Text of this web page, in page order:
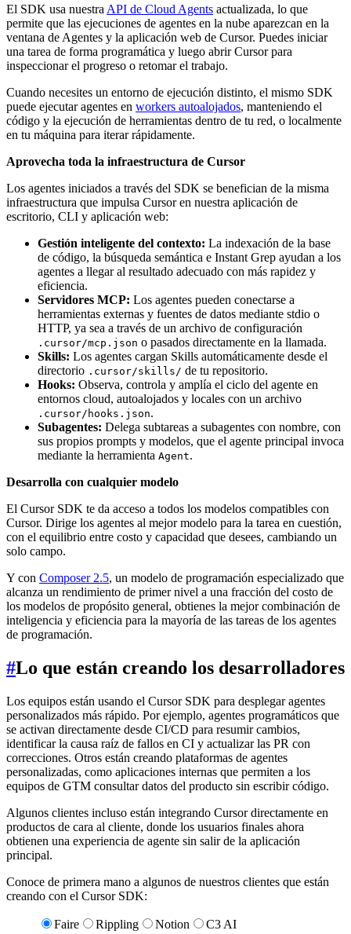
El SDK usa nuestra API de Cloud Agents actualizada, lo que
permite que las ejecuciones de agentes en la nube aparezcan en la
ventana de Agentes y la aplicación web de Cursor. Puedes iniciar
una tarea de forma programática y luego abrir Cursor para
inspeccionar el progreso o retomar el trabajo.
Cuando necesites un entorno de ejecución distinto, el mismo SDK
puede ejecutar agentes en workers autoalojados, manteniendo el
código y la ejecución de herramientas dentro de tu red, o localmente
en tu máquina para iterar rápidamente.
Aprovecha toda la infraestructura de Cursor
Los agentes iniciados a través del SDK se benefician de la misma
infraestructura que impulsa Cursor en nuestra aplicación de
escritorio, CLI y aplicación web:
Gestión inteligente del contexto: La indexación de la base
de código, la búsqueda semántica e Instant Grep ayudan a los
agentes a llegar al resultado adecuado con más rapidez y
eficiencia.
Servidores MCP: Los agentes pueden conectarse a
herramientas externas y fuentes de datos mediante stdio o
HTTP, ya sea a través de un archivo de configuración
.cursor/mcp.json o pasados directamente en la llamada.
Skills: Los agentes cargan Skills automáticamente desde el
directorio .cursor/skills/ de tu repositorio.
Hooks: Observa, controla y amplía el ciclo del agente en
entornos cloud, autoalojados y locales con un archivo
.cursor/hooks.json.
Subagentes: Delega subtareas a subagentes con nombre, con
sus propios prompts y modelos, que el agente principal invoca
mediante la herramienta Agent.
Desarrolla con cualquier modelo
El Cursor SDK te da acceso a todos los modelos compatibles con
Cursor. Dirige los agentes al mejor modelo para la tarea en cuestión,
con el equilibrio entre costo y capacidad que desees, cambiando un
solo campo.
Y con Composer 2.5, un modelo de programación especializado que
alcanza un rendimiento de primer nivel a una fracción del costo de
los modelos de propósito general, obtienes la mejor combinación de
inteligencia y eficiencia para la mayoría de las tareas de los agentes
de programación.
#Lo que están creando los desarrolladores
Los equipos están usando el Cursor SDK para desplegar agentes
personalizados más rápido. Por ejemplo, agentes programáticos que
se activan directamente desde CI/CD para resumir cambios,
identificar la causa raíz de fallos en CI y actualizar las PR con
correcciones. Otros están creando plataformas de agentes
personalizadas, como aplicaciones internas que permiten a los
equipos de GTM consultar datos del producto sin escribir código.
Algunos clientes incluso están integrando Cursor directamente en
productos de cara al cliente, donde los usuarios finales ahora
obtienen una experiencia de agente sin salir de la aplicación
principal.
Conoce de primera mano a algunos de nuestros clientes que están
creando con el Cursor SDK:
Faire Rippling Notion
C3 AI